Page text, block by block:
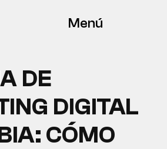
Menú
DE
DIGITAL
CÓMO